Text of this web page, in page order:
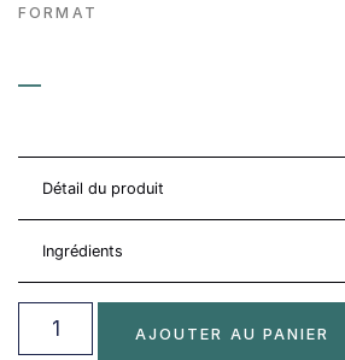
FORMAT
—
Détail du produit
Ingrédients
AJOUTER AU PANIER